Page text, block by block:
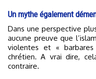
Un mythe également
Dans une perspective plus objective et historique, il n’existe
aucune preuve que
violentes et «
chrétien. A vrai dire,
contraire.